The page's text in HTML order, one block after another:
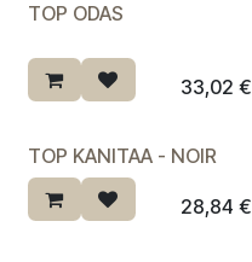
Dernière chance ♡
TOP ODAS
33,02 €
TOP KANITAA - NOIR
28,84 €